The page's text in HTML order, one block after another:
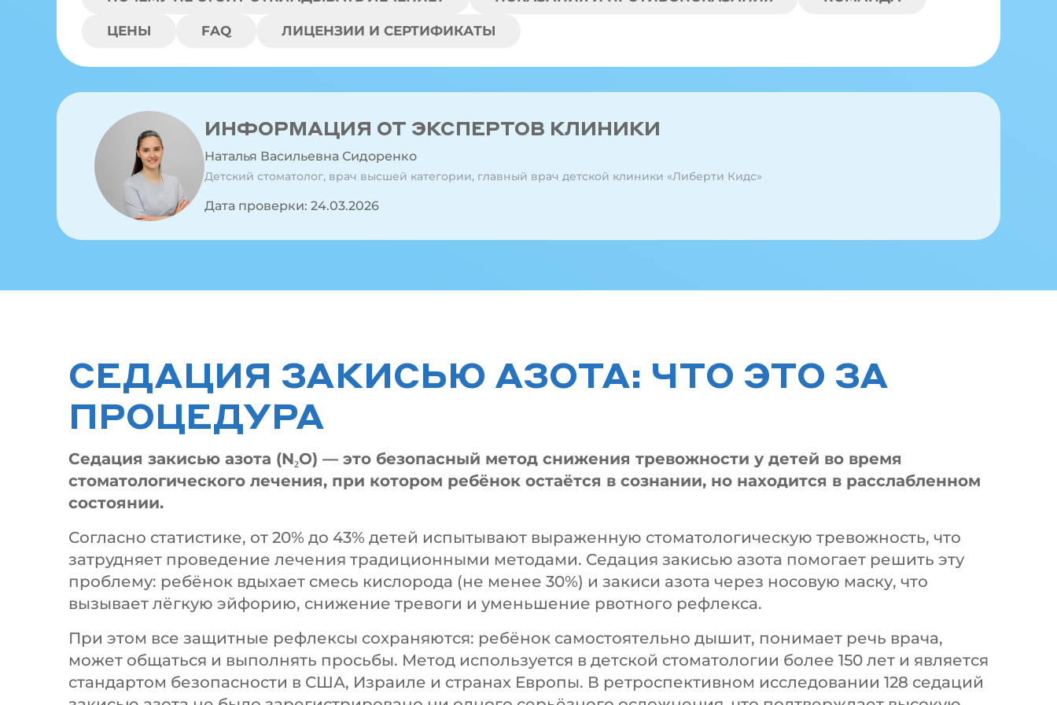
ЦЕНЫ FAQ ЛИЦЕНЗИИ И СЕРТИФИКАТЫ
ИНФОРМАЦИЯ ОТ ЭКСПЕРТОВ КЛИНИКИ
Наталья Васильевна Сидоренко
Детский стоматолог, врач высшей категории, главный врач детской клиники «Либерти Кидс»
Дата проверки: 24.03.2026
СЕДАЦИЯ ЗАКИСЬЮ АЗОТА: ЧТО ЭТО ЗА
ПРОЦЕДУРА
Седация закисью азота (N₂O) — это безопасный метод снижения тревожности у детей во время
стоматологического лечения, при котором ребёнок остаётся в сознании, но находится в расслабленном
состоянии.
Согласно статистике, от 20% до 43% детей испытывают выраженную стоматологическую тревожность, что
затрудняет проведение лечения традиционными методами. Седация закисью азота помогает решить эту
проблему: ребёнок вдыхает смесь кислорода (не менее 30%) и закиси азота через носовую маску, что
вызывает лёгкую эйфорию, снижение тревоги и уменьшение рвотного рефлекса.
При этом все защитные рефлексы сохраняются: ребёнок самостоятельно дышит, понимает речь врача,
может общаться и выполнять просьбы. Метод используется в детской стоматологии более 150 лет и является
стандартом безопасности в США, Израиле и странах Европы. В ретроспективном исследовании 128 седаций